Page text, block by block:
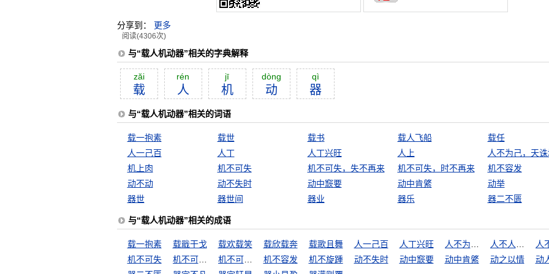
分享到： 更多
阅读(4306次)
与“载人机动器”相关的字典解释
zăi
载
rén
人
jī
机
dòng
动
qì
器
与“载人机动器”相关的词语
载一抱素 载世 载书 载人飞船
载任
人一己百
人丁 人丁兴旺 人上
人不为己，天
机上肉
机不可失 机不可失，失不再来 机不可失，时不再来
机不容发
动不动
动不失时 动中窾要 动中肯綮
动举
器世
器世间 器业 器乐 器二不匮
与“载人机动器”相关的成语
载一抱素 载戢干戈 载欢载笑 载欣载奔 载歌且舞 人一己百 人丁兴旺
机不可失
机不可失，失不再来 机不可失，时不再来 机不容发 机不旋踵 动不失时 动中窾要 动中肯綮 动之以情
动